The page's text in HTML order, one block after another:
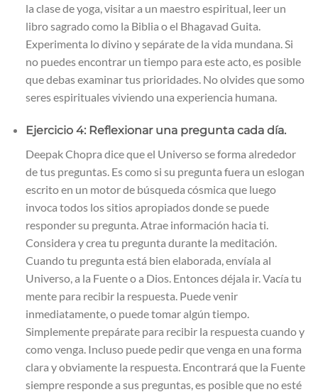
la clase de yoga, visitar a un maestro espiritual, leer un
libro sagrado como la Biblia o el Bhagavad Guita.
Experimenta lo divino y sepárate de la vida mundana. Si
no puedes encontrar un tiempo para este acto, es posible
que debas examinar tus prioridades. No olvides que somo
seres espirituales viviendo una experiencia humana.
Ejercicio 4: Reflexionar una pregunta cada día.
Deepak Chopra dice que el Universo se forma alrededor
de tus preguntas. Es como si su pregunta fuera un eslogan
escrito en un motor de búsqueda cósmica que luego
invoca todos los sitios apropiados donde se puede
responder su pregunta. Atrae información hacia ti.
Considera y crea tu pregunta durante la meditación.
Cuando tu pregunta está bien elaborada, envíala al
Universo, a la Fuente o a Dios. Entonces déjala ir. Vacía tu
mente para recibir la respuesta. Puede venir
inmediatamente, o puede tomar algún tiempo.
Simplemente prepárate para recibir la respuesta cuando y
como venga. Incluso puede pedir que venga en una forma
clara y obviamente la respuesta. Encontrará que la Fuente
siempre responde a sus preguntas, es posible que no esté